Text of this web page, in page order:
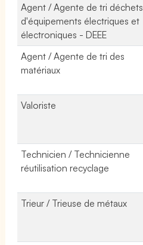
Agent / Agente de tri déchets
d'équipements électriques et
électroniques - DEEE
Agent / Agente de tri des
matériaux
Valoriste
Technicien / Technicienne
réutilisation recyclage
Trieur / Trieuse de métaux